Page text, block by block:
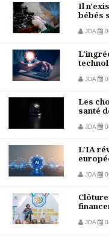
Il
bébés
JDA
JDA
Les
santé
JDA
L'IA
JDA
Clôture
JDA